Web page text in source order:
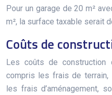
Pour un garage de 20 m²
m², la surface taxable serait
Coûts de
Les coûts de construction
compris les frais de
les frais d’aménagement,